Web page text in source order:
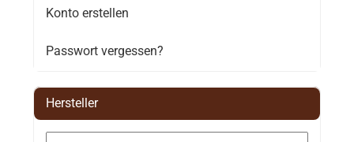
Konto erstellen
Passwort vergessen?
Hersteller